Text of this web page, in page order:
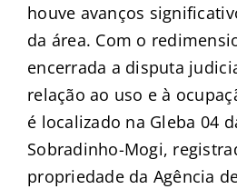
houve avanços
da área. Com o
encerrada a disputa
relação ao uso e à
é localizado na Gleba 04
Sobradinho-Mogi,
propriedade da Agência